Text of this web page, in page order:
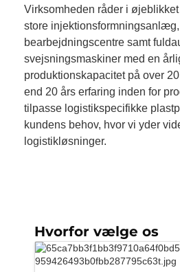
Virksomheden råder i
store
bearbejdningscentre samt
svejsningsmaskiner med en
produktionskapacitet på over
end 20 års erfaring inden for
tilpasse logistikspecifikke
kundens behov, hvor vi yder
logistikløsninger.
Hvorfor vælge os